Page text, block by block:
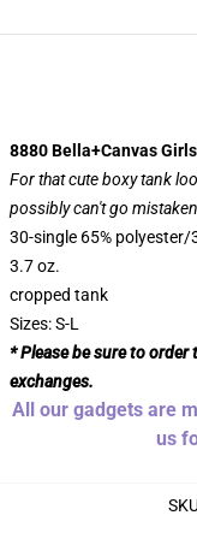
8880 Bella+Canvas
For that cute boxy tank
possibly can't go
30-single 65% polyester/
3.7 oz.
cropped tank
Sizes: S-L
* Please be sure to
exchanges.
All our gadgets are
us